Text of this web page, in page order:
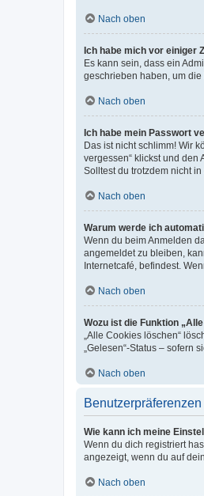
Nach oben
Ich habe mich vor einiger
Es kann sein, dass ein
geschrieben haben, um
Nach oben
Ich habe mein Passwort
Das ist nicht schlimm! Wir
vergessen“ klickst und den
Solltest du trotzdem nicht
Nach oben
Warum werde ich
Wenn du beim Anmelden
angemeldet zu bleiben,
Internetcafé, befindest.
Nach oben
Wozu ist die Funktion
„Alle Cookies löschen“
„Gelesen“-Status –
Nach oben
Wie kann ich meine
Wenn du dich registriert
angezeigt, wenn du auf
Nach oben